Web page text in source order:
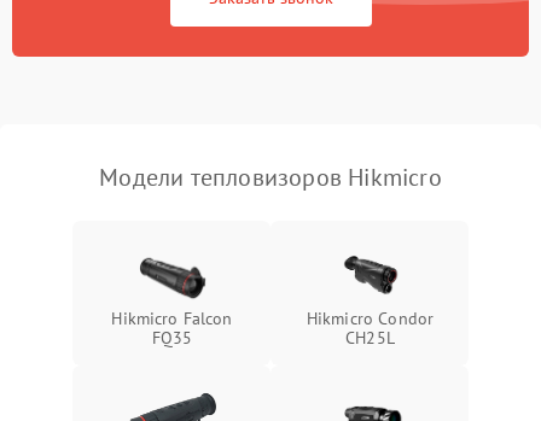
Модели тепловизоров Hikmicro
Hikmicro Falcon
FQ35
Hikmicro Condor
CH25L